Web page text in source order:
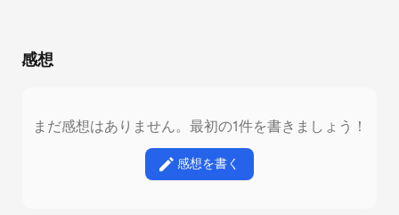
感想
まだ感想はありません。最初の1件を書きましょう！
感想を書く